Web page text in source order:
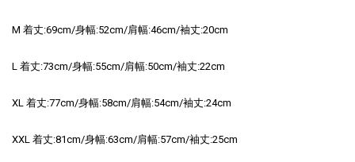
M 着丈:69cm/身幅:52cm/肩幅:46cm/袖丈:20cm
L 着丈:73cm/身幅:55cm/肩幅:50cm/袖丈:22cm
XL 着丈:77cm/身幅:58cm/肩幅:54cm/袖丈:24cm
XXL 着丈:81cm/身幅:63cm/肩幅:57cm/袖丈:25cm